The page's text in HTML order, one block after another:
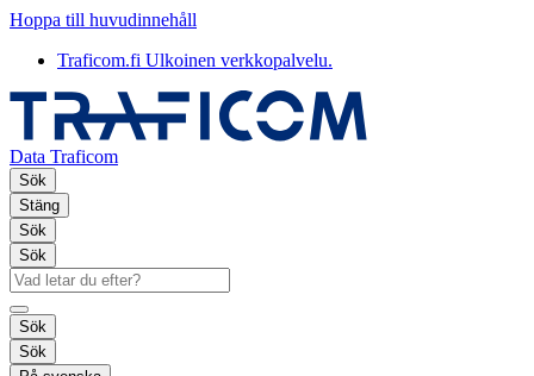
Hoppa till huvudinnehåll
Traficom.fi Ulkoinen verkkopalvelu.
Data Traficom
Sök
Stäng
Sök
Sök
Sök
Sök